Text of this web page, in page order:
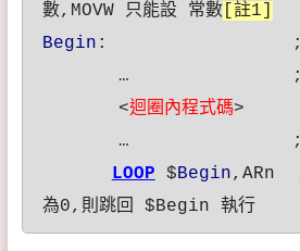
數,MOVW 只能設 常數[註1]
Begin : ; 迴圈開
… ;
<迴圈內程式碼>
… ;
LOOP $Begin,ARn ;
為0,則跳回 $Begin 執行